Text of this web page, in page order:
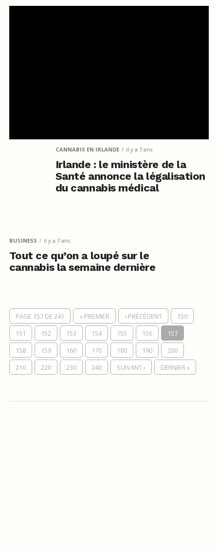
CANNABIS EN IRLANDE il y a 7 ans
Irlande : le ministère de la
Santé annonce la légalisation
du cannabis médical
BUSINESS il y a 7 ans
Tout ce qu’on a loupé sur le
cannabis la semaine dernière
PAGE 157 DE 241 « PREMIER ‹ PRÉCÉDENT
150
151
152 153 154 155 156
157
158
159 160 170 180 190
200
210
220 230 240 SUIVANT › DERNIER »